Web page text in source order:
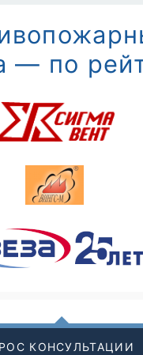
— по
КОНСУЛЬТАЦИИ